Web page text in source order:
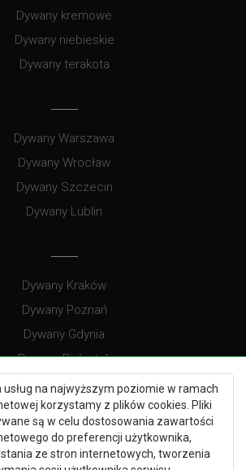
usług na najwyższym poziomie w ramach
korzystamy z plików cookies. Pliki
są w celu dostosowania zawartości
do preferencji użytkownika,
ze stron internetowych, tworzenia
Dywany kremowe
Dywany niebieskie
Dywany terakota
Dywany Warszawa
Dywany Wrocław
Dywany Szczecin
Dywany Lublin
Dywany Kraków
Dywany Poznań
Dywany Gdynia
Dywany Białystok
Dywany Kielce
Dywany Gdańsk